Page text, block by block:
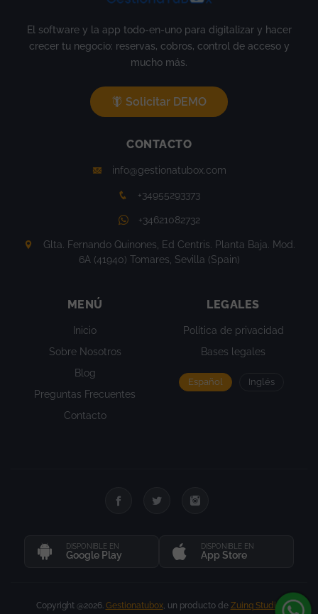
El software y la app todo-en-uno para digitalizar y hacer
crecer tu negocio: reservas, cobros, control de acceso y
mucho más.
Solicitar DEMO
CONTACTO
info@gestionatubox.com
+34955293373
+34621082732
Glta. Fernando Quinones, Ed Centris. Planta Baja. Mod.
6A (41940) Tomares, Sevilla (Spain)
MENÚ
Inicio
Sobre Nosotros
Blog
Preguntas Frecuentes
Contacto
LEGALES
Política de privacidad
Bases legales
Español Inglés
DISPONIBLE EN
Google Play
DISPONIBLE EN
App Store
Copyright @2026. Gestionatubox, un producto de Zuinq Studio